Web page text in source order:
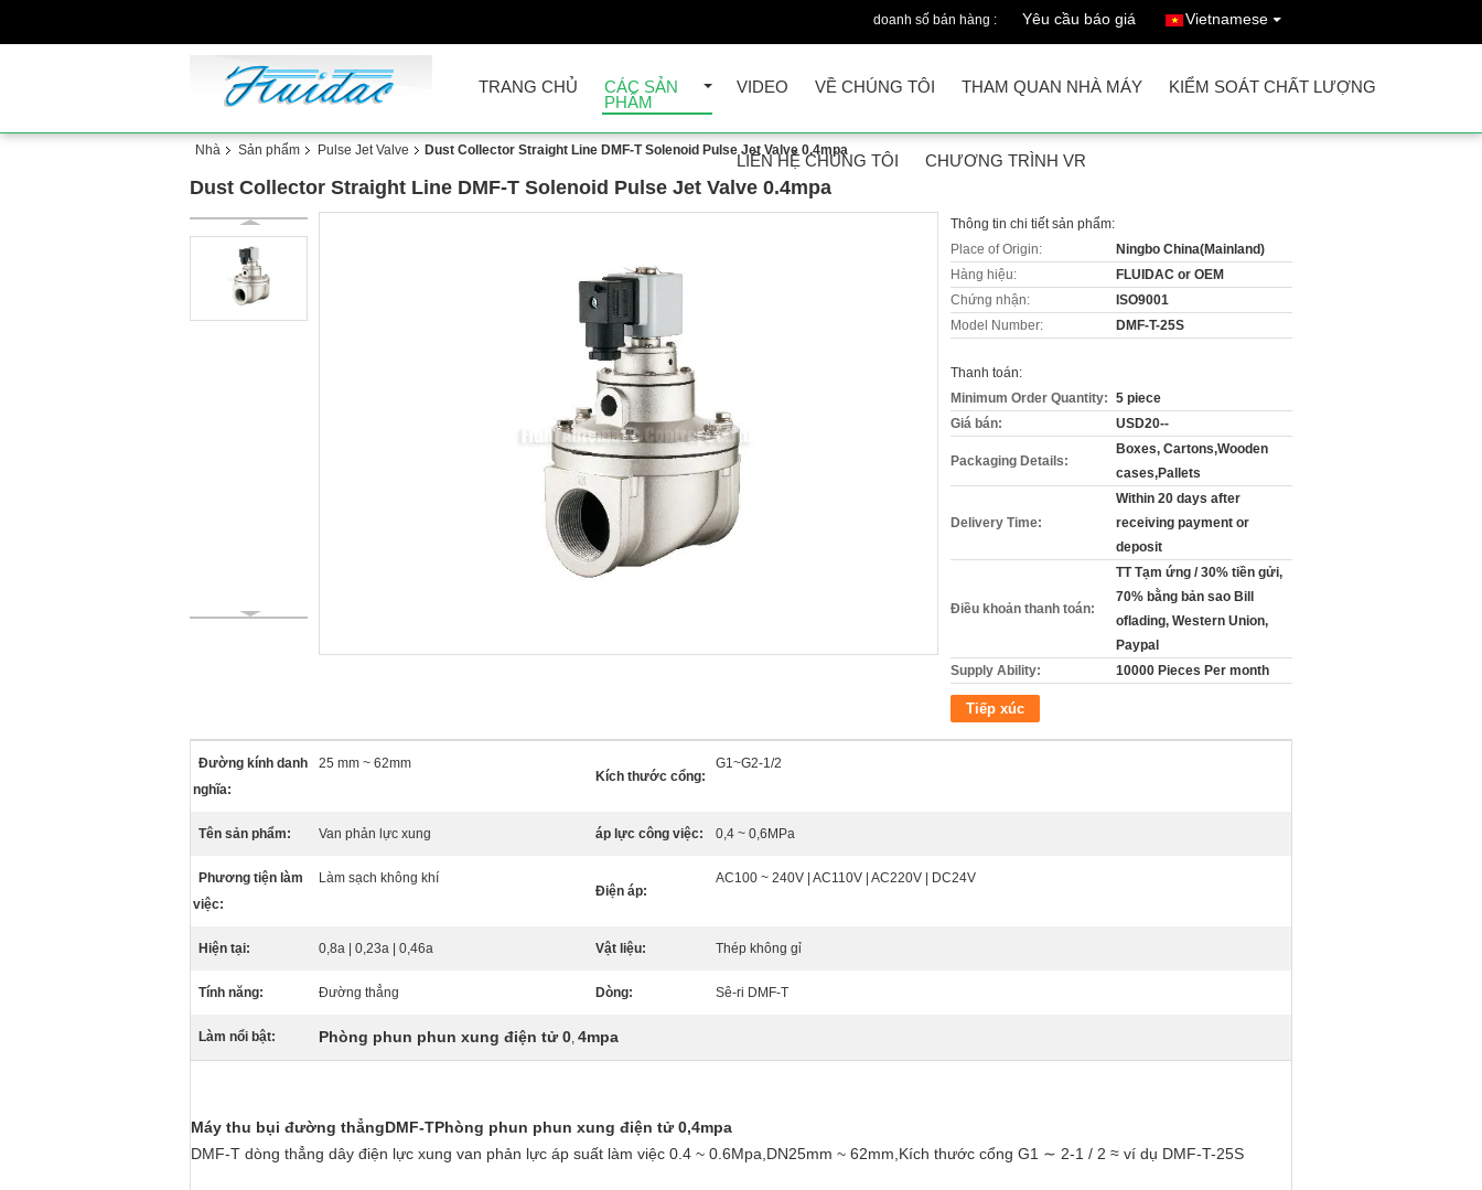
doanh số bán hàng : Yêu cầu báo giá Vietnamese
TRANG CHỦ
CÁC SẢN
PHẨM
VIDEO VỀ CHÚNG TÔI THAM QUAN NHÀ MÁY KIỂM SOÁT CHẤT LƯỢNG
LIÊN HỆ CHÚNG TÔI CHƯƠNG TRÌNH VR
Nhà Sản phẩm Pulse Jet Valve Dust Collector Straight Line DMF-T Solenoid Pulse Jet Valve 0.4mpa
Dust Collector Straight Line DMF-T Solenoid Pulse Jet Valve 0.4mpa
Thông tin chi tiết sản phẩm:
Place of Origin:
Ningbo China(Mainland)
Hàng hiệu:
FLUIDAC or OEM
Chứng nhận:
ISO9001
Model Number:
DMF-T-25S
Thanh toán:
Minimum Order Quantity: 5 piece
Giá bán:
USD20--
Packaging Details:
Boxes, Cartons,Wooden
cases,Pallets
Delivery Time:
Within 20 days after
receiving payment or
deposit
Điều khoản thanh toán:
TT Tạm ứng / 30% tiền gửi,
70% bằng bản sao Bill
oflading, Western Union,
Paypal
Supply Ability:
10000 Pieces Per month
Tiếp xúc
Đường kính danh
nghĩa:
25 mm ~ 62mm
Kích thước cổng:
G1~G2-1/2
Tên sản phẩm: Van phản lực xung áp lực công việc: 0,4 ~ 0,6MPa
Phương tiện làm
việc:
Làm sạch không khí
Điện áp:
AC100 ~ 240V | AC110V | AC220V | DC24V
Hiện tại: 0,8a | 0,23a | 0,46a Vật liệu: Thép không gỉ
Tính năng: Đường thẳng Dòng: Sê-ri DMF-T
Làm nổi bật: Phòng phun phun xung điện tử 0, 4mpa
Máy thu bụi đường thẳngDMF-TPhòng phun phun xung điện tử 0,4mpa
DMF-T dòng thẳng dây điện lực xung van phản lực áp suất làm việc 0.4 ~ 0.6Mpa,DN25mm ~ 62mm,Kích thước cổng G1 ∼ 2-1 / 2 ≈ ví dụ DMF-T-25S